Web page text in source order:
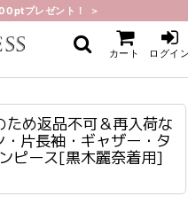
プレゼント！ ＞
カート ログイ
再入荷なしの現品限り]ブルーグリ
ムドレス・ワンピース[黒木麗奈着
め返品不可＆再入荷な
片長袖・ギャザー・タ
ピース[黒木麗奈着用]